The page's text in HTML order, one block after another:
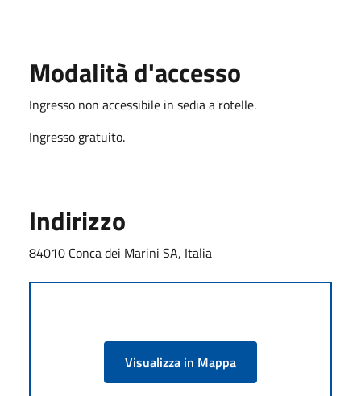
Modalità d'accesso
Ingresso non accessibile in sedia a rotelle.
Ingresso gratuito.
Indirizzo
84010 Conca dei Marini SA, Italia
Visualizza in Mappa